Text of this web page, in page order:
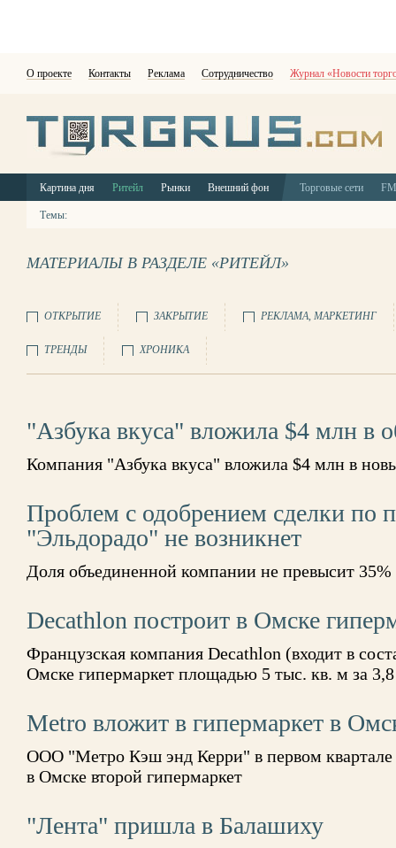
О проекте Контакты Реклама Сотрудничество Журнал «Новости
Картина дня Ритейл Рынки Внешний фон Торговые сети
Темы:
МАТЕРИАЛЫ В РАЗДЕЛЕ «РИТЕЙЛ»
ОТКРЫТИЕ ЗАКРЫТИЕ РЕКЛАМА, МАРКЕТИНГ
ТРЕНДЫ ХРОНИКА
"Азбука вкуса" вложила $4 млн в
Компания "Азбука вкуса" вложила $4 млн в
Проблем с одобрением сделки по
"Эльдорадо" не возникнет
Доля объединенной компании не превысит 35%
Decathlon построит в Омске
Французская компания Decathlon (входит в
Омске гипермаркет площадью 5 тыс. кв. м за
Меtrо вложит в гипермаркет в
ООО "Метро Кэш энд Керри" в первом квартале
в Омске второй гипермаркет
"Лента" пришла в Балашиху